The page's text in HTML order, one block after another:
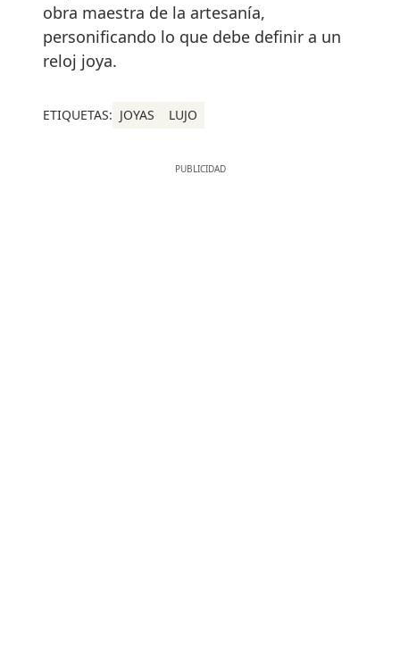
obra maestra de la artesanía,
personificando lo que debe definir a un
reloj joya.
ETIQUETAS: JOYAS LUJO